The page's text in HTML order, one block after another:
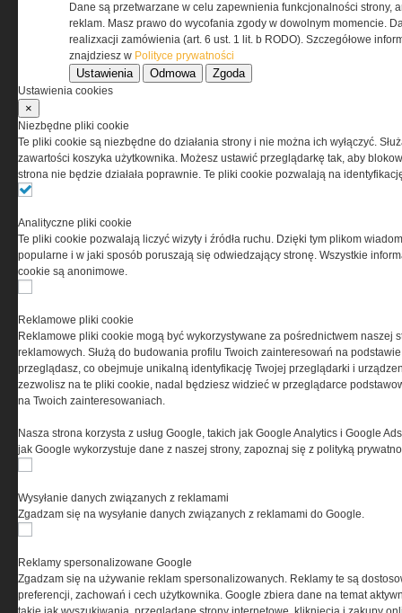
Regulamin określa zasady korzystania z portalu
www.special-ops.pl
Korzystanie z portalu jest równoznaczne
przez Grupa MEDIUM Spółka z ograniczoną
odpowiedzialnością Spółka komandytowa, nr KRS:
0000537655, NIP 1132860378, REGON 146393437
(zwana dalej Grupa MEDIUM) w postaci Regulaminu.
Ta witryna wykorzystuje pliki cookies do przechowywania
informacji na Twoim komputerze. Pliki cookies stosujemy
w celu świadczenia usług na najwyższym poziomie,
w tym w sposób dostosowany do indywidualnych potrzeb.
cookies oznacza, że będą one zamieszczane w Twoim
urządzeniu końcowym. W każdym momencie możesz
dokonać zmiany ustawień przeglądarki dotyczących
serwisu prosimy o zapoznanie się z naszą
prywatności
oraz informacją o cookies
Dane są przetwarzane w celu zapewnienia funkcjonalności strony,
reklam. Masz prawo do wycofania zgody w dowolnym momencie.
realizxacji zamówienia (art. 6 ust. 1 lit. b RODO). Szczegółowe
znajdziesz w Polityce prywatności
Ustawienia Odmowa Zgoda
Ustawienia cookies
×
Niezbędne pliki cookie
Te pliki cookie są niezbędne do działania strony i nie można ich wyłączyć.
zawartości koszyka użytkownika. Możesz ustawić przeglądarkę tak, aby
strona nie będzie działała poprawnie. Te pliki cookie pozwalają na
Analityczne pliki cookie
Te pliki cookie pozwalają liczyć wizyty i źródła ruchu. Dzięki tym plikom
popularne i w jaki sposób poruszają się odwiedzający stronę. Wszystkie
cookie są anonimowe.
Reklamowe pliki cookie
Reklamowe pliki cookie mogą być wykorzystywane za pośrednictwem naszej
reklamowych. Służą do budowania profilu Twoich zainteresowań na
przeglądasz, co obejmuje unikalną identyfikację Twojej przeglądarki i
zezwolisz na te pliki cookie, nadal będziesz widzieć w przeglądarce
na Twoich zainteresowaniach.
Nasza strona korzysta z usług Google, takich jak Google Analytics i Google
jak Google wykorzystuje dane z naszej strony, zapoznaj się z polityką
Wysyłanie danych związanych z reklamami
Zgadzam się na wysyłanie danych związanych z reklamami do Google.
Reklamy spersonalizowane Google
Zgadzam się na używanie reklam spersonalizowanych. Reklamy te są
preferencji, zachowań i cech użytkownika. Google zbiera dane na temat